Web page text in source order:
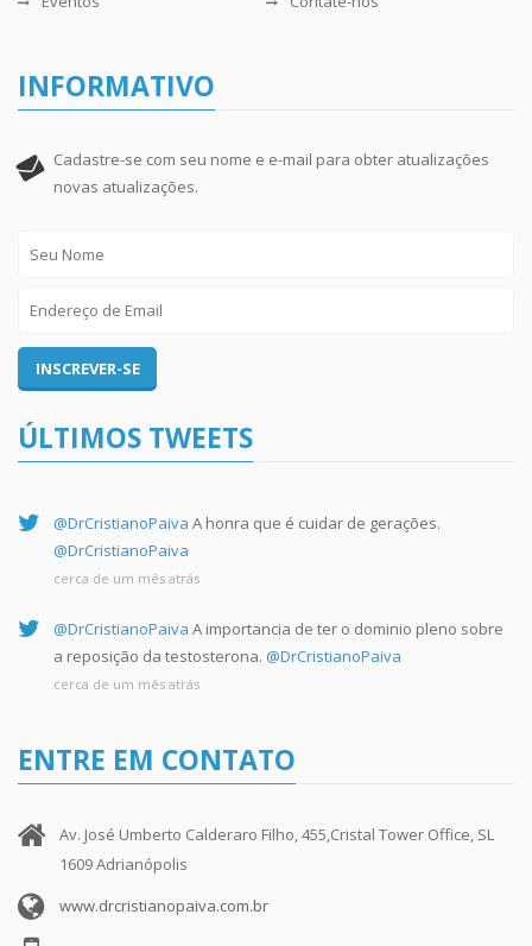
INFORMATIVO
Cadastre-se com seu nome e e-mail para obter atualizações
novas atualizações.
ÚLTIMOS TWEETS
@DrCristianoPaiva A honra que é cuidar de gerações.
@DrCristianoPaiva
cerca de um mês atrás
@DrCristianoPaiva A importancia de ter o dominio pleno sobre
a reposição da testosterona. @DrCristianoPaiva
cerca de um mês atrás
ENTRE EM CONTATO
Av. José Umberto Calderaro Filho, 455,Cristal Tower Office, SL
1609 Adrianópolis
www.drcristianopaiva.com.br